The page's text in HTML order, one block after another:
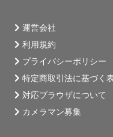
運営会社
利用規約
プライバシーポリシー
特定商取引法に基づく
対応ブラウザについて
カメラマン募集